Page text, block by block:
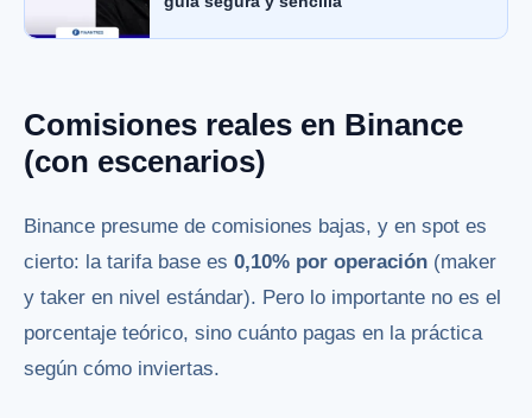
Comisiones reales en Binance
(con escenarios)
Binance presume de comisiones bajas, y en spot es
cierto: la tarifa base es 0,10% por operación (maker
y taker en nivel estándar). Pero lo importante no es el
porcentaje teórico, sino cuánto pagas en la práctica
según cómo inviertas.